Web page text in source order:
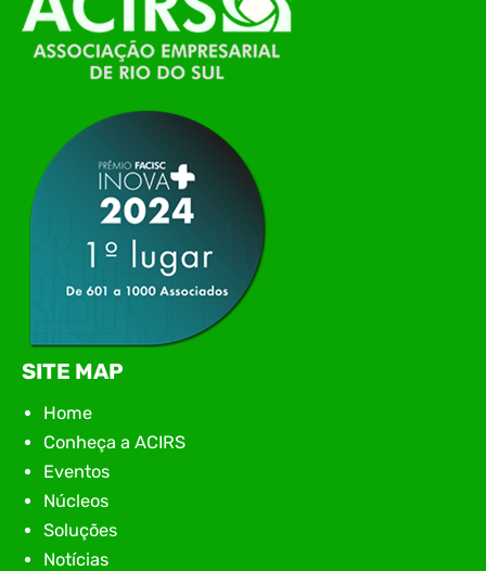
de Tecnologia da Informação do Alto Vale do
Itajaí, realizou, no dia 21 de julho, o evento
Conexão Tech NIAVI, reunindo empresas de
tecnologia da região para uma noite de
apresentação de novas iniciativas para o setor. O
encontro aconteceu em Rio…
SITE MAP
Home
Conheça a ACIRS
Eventos
Núcleos
Soluções
Notícias